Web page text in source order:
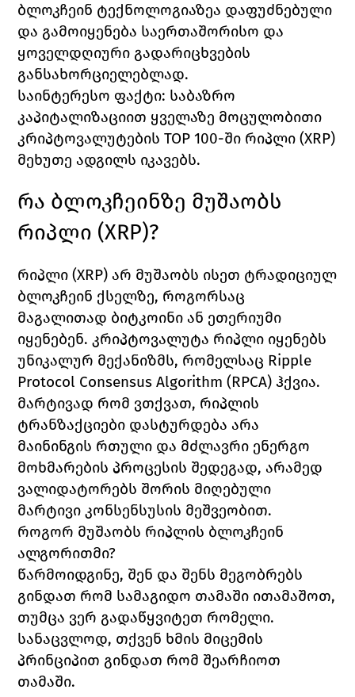
ბლოკჩეინ ტექნოლოგიაზეა დაფუძნებული
და გამოიყენება საერთაშორისო და
ყოველდღიური გადარიცხვების
განსახორციელებლად.
საინტერესო ფაქტი: საბაზრო
კაპიტალიზაციით ყველაზე მოცულობითი
კრიპტოვალუტების TOP 100-ში რიპლი (XRP)
მეხუთე ადგილს იკავებს.
რა ბლოკჩეინზე მუშაობს
რიპლი (XRP)?
რიპლი (XRP) არ მუშაობს ისეთ ტრადიციულ
ბლოკჩეინ ქსელზე, როგორსაც
მაგალითად ბიტკოინი ან ეთერიუმი
იყენებენ. კრიპტოვალუტა რიპლი იყენებს
უნიკალურ მექანიზმს, რომელსაც Ripple
Protocol Consensus Algorithm (RPCA) ჰქვია.
მარტივად რომ ვთქვათ, რიპლის
ტრანზაქციები დასტურდება არა
მაინინგის რთული და მძლავრი ენერგო
მოხმარების პროცესის შედეგად, არამედ
ვალიდატორებს შორის მიღებული
მარტივი კონსენსუსის მეშვეობით.
როგორ მუშაობს რიპლის ბლოკჩეინ
ალგორითმი?
წარმოიდგინე, შენ და შენს მეგობრებს
გინდათ რომ სამაგიდო თამაში ითამაშოთ,
თუმცა ვერ გადაწყვიტეთ რომელი.
სანაცვლოდ, თქვენ ხმის მიცემის
პრინციპით გინდათ რომ შეარჩიოთ
თამაში.